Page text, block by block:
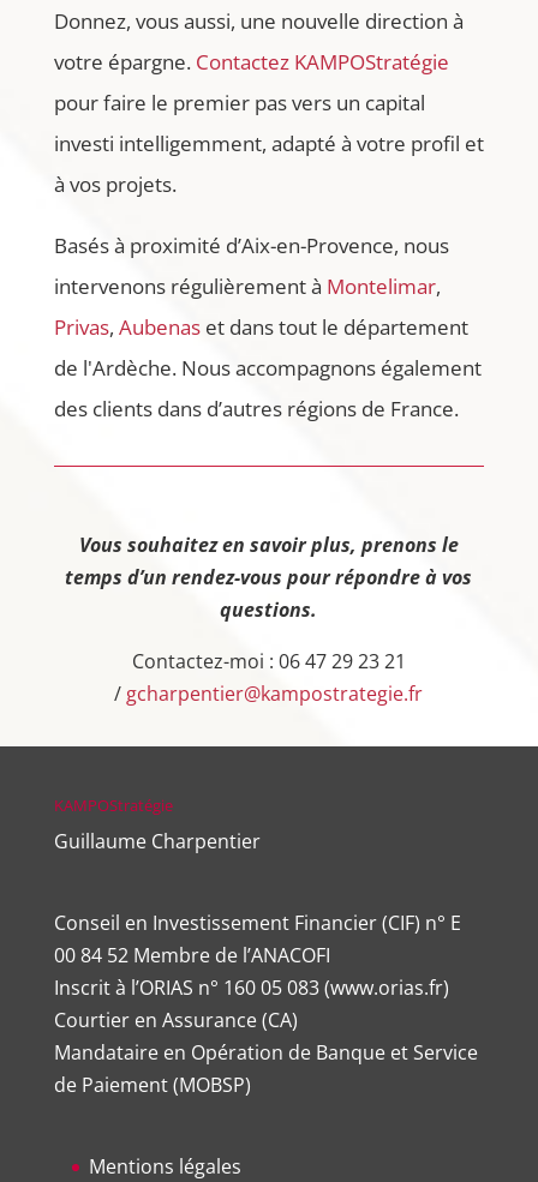
Donnez, vous aussi, une nouvelle direction à
votre épargne. Contactez KAMPOStratégie
pour faire le premier pas vers un capital
investi intelligemment, adapté à votre profil et
à vos projets.
Basés à proximité d’Aix-en-Provence, nous
intervenons régulièrement à Montelimar,
Privas, Aubenaset dans tout le département
de l'Ardèche. Nous accompagnons également
des clients dans d’autres régions de France.
Vous souhaitez en savoir plus, prenons le
temps d’un rendez-vous pour répondre à vos
questions.
Contactez-moi : 06 47 29 23 21
/ gcharpentier@kampostrategie.fr
KAMPOStratégie
Guillaume Charpentier
Conseil en Investissement Financier (CIF) n° E
00 84 52 Membre de l’ANACOFI
Inscrit à l’ORIAS n° 160 05 083(www.orias.fr)
Courtier en Assurance (CA)
Mandataire en Opération de Banque et Service
de Paiement (MOBSP)
Mentions légales